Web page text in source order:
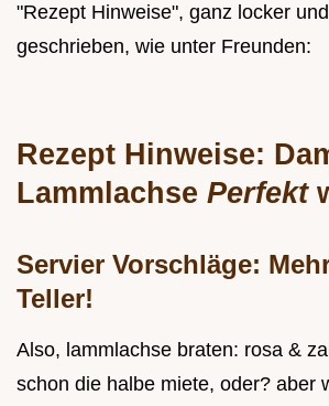
"Rezept Hinweise", ganz locker
geschrieben, wie unter Freunden:
Rezept Hinweise:
Lammlachse Perfekt
Servier Vorschläge:
Teller!
Also, lammlachse braten: rosa &
schon die halbe miete, oder? aber